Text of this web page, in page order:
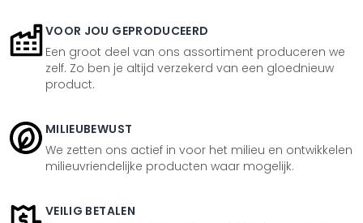
VOOR JOU GEPRODUCEERD
Een groot deel van ons assortiment produceren we
zelf. Zo ben je altijd verzekerd van een gloednieuw
product.
MILIEUBEWUST
We zetten ons actief in voor het milieu en ontwikkelen
milieuvriendelijke producten waar mogelijk.
VEILIG BETALEN